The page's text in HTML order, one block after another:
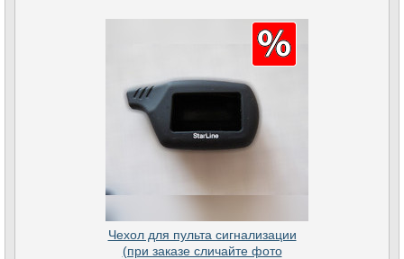
Чехол для пульта сигнализации
(при заказе сличайте фото